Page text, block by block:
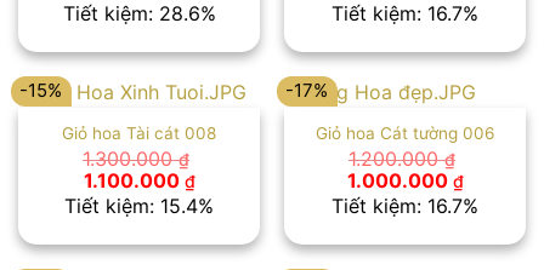
là:
tại
1.000.000 ₫.
Tiết kiệm: 28.6%
là:
tại
Tiết kiệm: 16.7%
-15%
Giỏ hoa Tài cát 008
1.300.000₫
Giá
gốc
là:
1.100.000 ₫Giá
hiện
tại
1.100.000 ₫.
Tiết kiệm: 15.4%
-17%
Giỏ hoa Cát tường 006
1.200.000₫
Giá
gốc
là:
1.000.000 ₫Giá
hiện
tại
Tiết kiệm: 16.7%